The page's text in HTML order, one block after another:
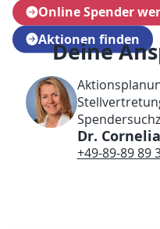
Online Spender
Aktionen finden
Deine
Dr.
+49-89-89 89